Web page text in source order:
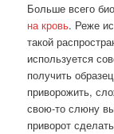
Больше всего
на кровь. Реже
такой
используется
получить
приворожить,
свою-то слюну
приворот